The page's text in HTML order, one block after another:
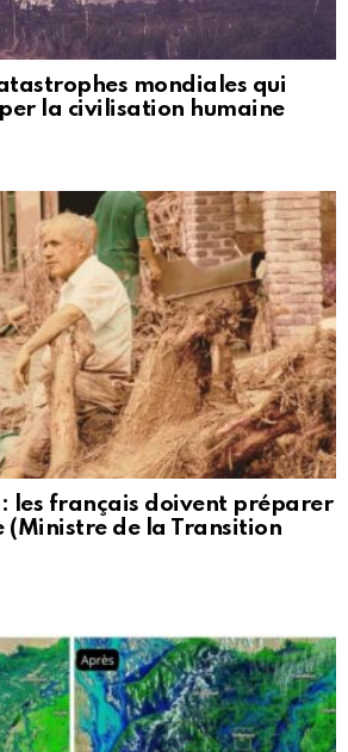
mondiales qui
la civilisation humaine
les français doivent préparer
(Ministre de la Transition